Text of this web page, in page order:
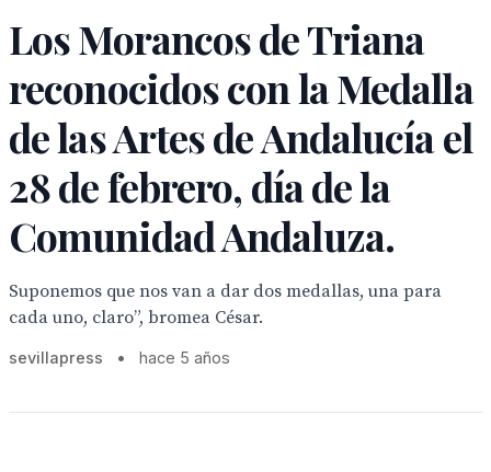
Los Morancos de Triana
reconocidos con la Medalla
de las Artes de Andalucía el
28 de febrero, día de la
Comunidad Andaluza.
Suponemos que nos van a dar dos medallas, una para
cada uno, claro”, bromea César.
sevillapress • hace 5 años